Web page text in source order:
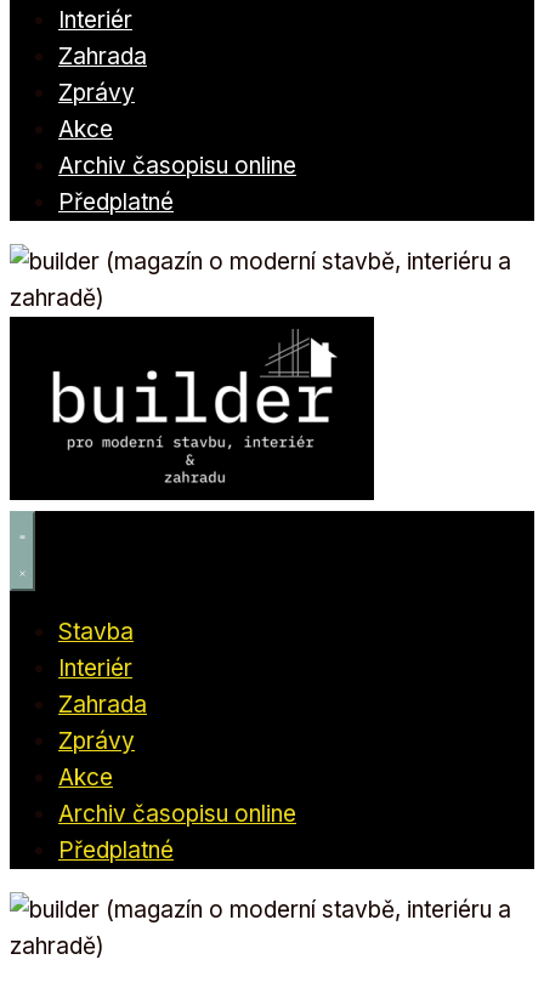
Interiér
Zahrada
Zprávy
Akce
Archiv časopisu online
Předplatné
Stavba
Interiér
Zahrada
Zprávy
Akce
Archiv časopisu online
Předplatné